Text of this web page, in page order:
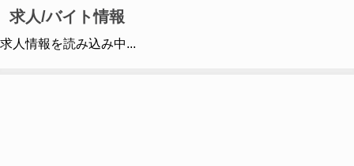
求人/バイト情報
求人情報を読み込み中...